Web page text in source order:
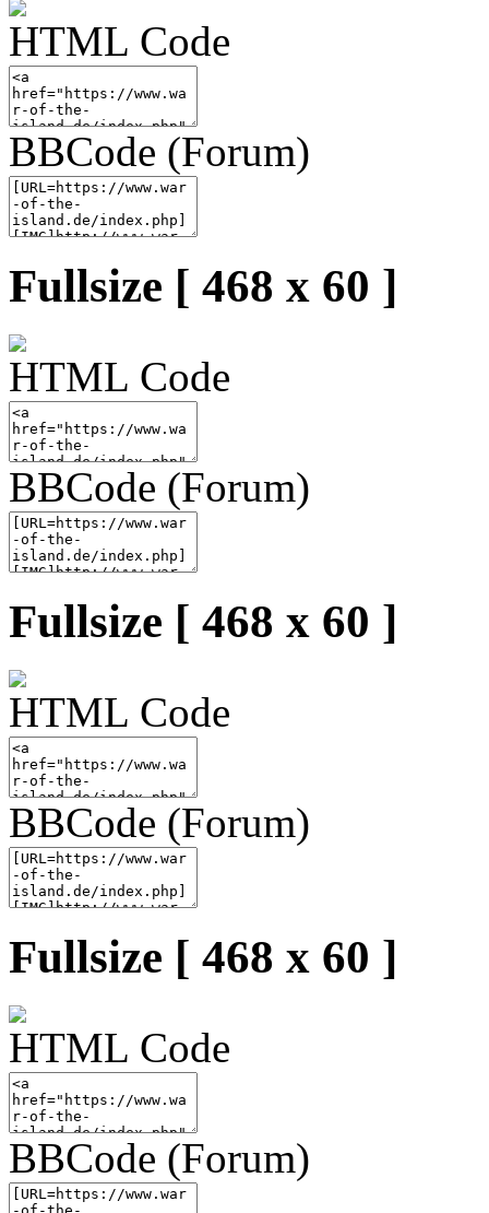
HTML Code
BBCode (Forum)
Fullsize [ 468 x 60 ]
HTML Code
BBCode (Forum)
Fullsize [ 468 x 60 ]
HTML Code
BBCode (Forum)
Fullsize [ 468 x 60 ]
HTML Code
BBCode (Forum)